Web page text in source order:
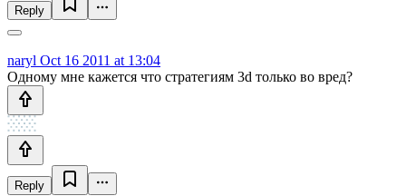
Reply
naryl Oct 16 2011 at 13:04
Одному мне кажется что стратегиям 3d только во вред?
Reply